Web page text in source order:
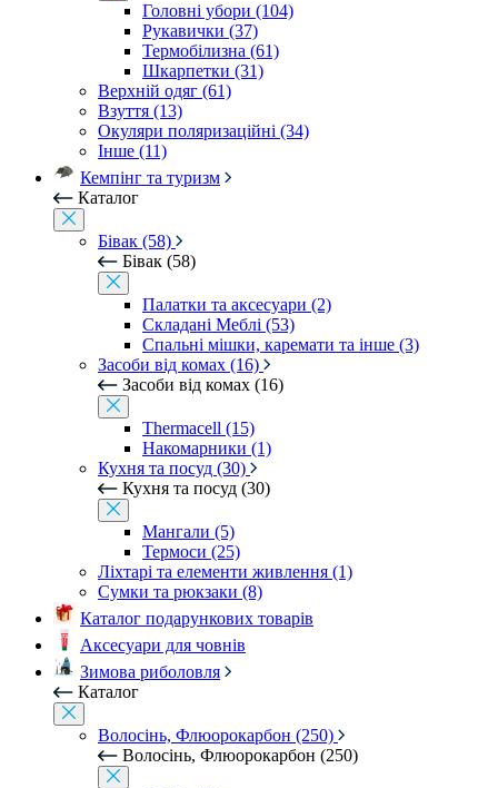
Головні убори (104)
Рукавички (37)
Термобілизна (61)
Шкарпетки (31)
Верхній одяг (61)
Взуття (13)
Окуляри поляризаційні (34)
Інше (11)
Кемпінг та туризм
Каталог
Бівак (58)
Бівак (58)
Палатки та аксесуари (2)
Складані Меблі (53)
Спальні мішки, каремати та інше (3)
Засоби від комах (16)
Засоби від комах (16)
Thermacell (15)
Накомарники (1)
Кухня та посуд (30)
Кухня та посуд (30)
Мангали (5)
Термоси (25)
Ліхтарі та елементи живлення (1)
Сумки та рюкзаки (8)
Каталог подарункових товарів
Аксесуари для човнів
Зимова риболовля
Каталог
Волосінь, Флюорокарбон (250)
Волосінь, Флюорокарбон (250)